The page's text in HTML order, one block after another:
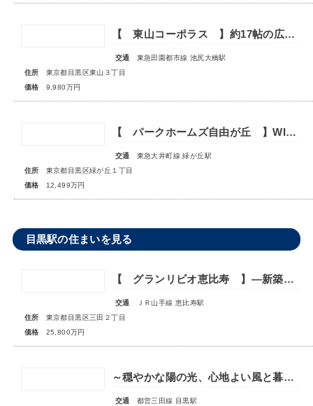
【 東山コーポラス 】約17帖の広々LDK！快適ワークスペース付2LDK
交通
東急田園都市線 池尻大橋駅
住所
東京都目黒区東山３丁目
価格
9,980万円
【 パークホームズ自由が丘 】WIC付で収納にゆとりが持てる2LDK
交通
東急大井町線 緑が丘駅
住所
東京都目黒区緑が丘１丁目
価格
12,499万円
目黒駅の住まいを見る
【 グランリビオ恵比寿 】―新築未入居！上質で豊かな暮らしをここから―
交通
ＪＲ山手線 恵比寿駅
住所
東京都目黒区三田２丁目
価格
25,800万円
～穏やかな陽の光、心地よい風と暮らす贅沢～【 パークホームズ下目黒 】
交通
都営三田線 目黒駅